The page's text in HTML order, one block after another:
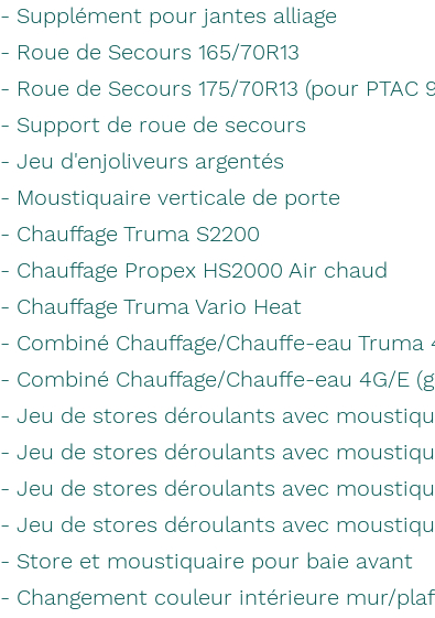
- Supplément pour jantes alliage
- Roue de Secours 165/70R13
- Roue de Secours 175/70R13 (pour PTAC
- Support de roue de secours
- Jeu d'enjoliveurs argentés
- Moustiquaire verticale de porte
- Chauffage Truma S2200
- Chauffage Propex HS2000 Air chaud
- Chauffage Truma Vario Heat
- Combiné Chauffage/Chauffe-eau Truma
- Combiné Chauffage/Chauffe-eau 4G/E
- Jeu de stores déroulants avec
- Jeu de stores déroulants avec
- Jeu de stores déroulants avec
- Jeu de stores déroulants avec
- Store et moustiquaire pour baie avant
- Changement couleur intérieure mur/